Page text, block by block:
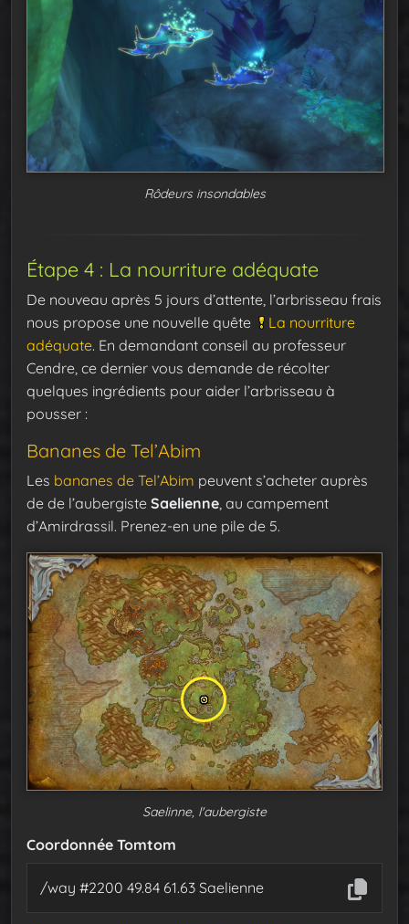
Rôdeurs insondables
Étape 4 : La nourriture adéquate
De nouveau après 5 jours d’attente, l’arbrisseau frais
nous propose une nouvelle quête
La nourriture
adéquate. En demandant conseil au professeur
Cendre, ce dernier vous demande de récolter
quelques ingrédients pour aider l’arbrisseau à
pousser :
Bananes de Tel’Abim
Les bananes de Tel’Abim peuvent s’acheter auprès
de de l’aubergiste Saelienne, au campement
d’Amirdrassil. Prenez-en une pile de 5.
Saelinne, l'aubergiste
Coordonnée Tomtom
/way #2200 49.84 61.63 Saelienne